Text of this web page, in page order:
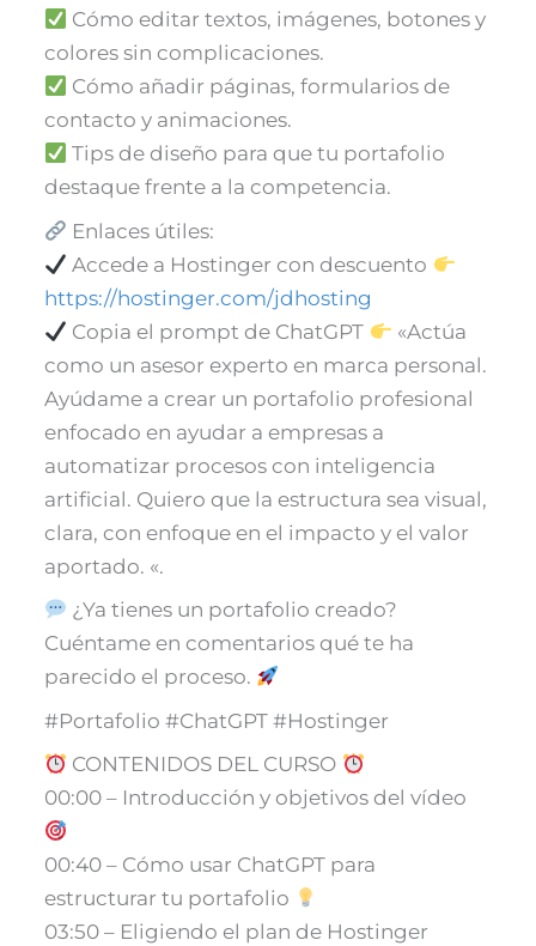
Cómo editar textos, imágenes, botones y
colores sin complicaciones.
Cómo añadir páginas, formularios de
contacto y animaciones.
Tips de diseño para que tu portafolio
destaque frente a la competencia.
Enlaces útiles:
Accede a Hostinger con descuento
https://hostinger.com/jdhosting
Copia el prompt de ChatGPT
«Actúa
como un asesor experto en marca personal.
Ayúdame a crear un portafolio profesional
enfocado en ayudar a empresas a
automatizar procesos con inteligencia
artificial. Quiero que la estructura sea visual,
clara, con enfoque en el impacto y el valor
aportado. «.
¿Ya tienes un portafolio creado?
Cuéntame en comentarios qué te ha
parecido el proceso.
#Portafolio #ChatGPT #Hostinger
CONTENIDOS DEL CURSO
00:00 – Introducción y objetivos del vídeo
00:40 – Cómo usar ChatGPT para
estructurar tu portafolio
03:50 – Eligiendo el plan de Hostinger